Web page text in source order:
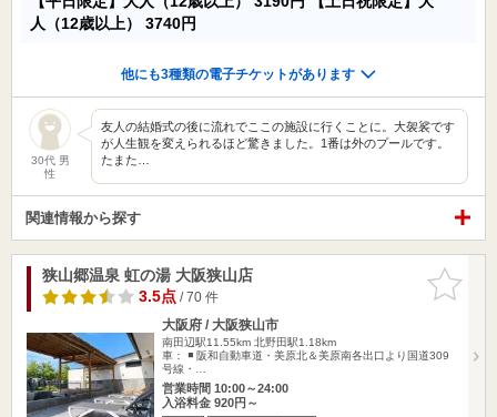
人（12歳以上） 3740円
他にも3種類の電子チケットがあります
30代 男
性
友人の結婚式の後に流れでここの施設に行くことに。大袈裟です
が人生観を変えられるほど驚きました。1番は外のプールです。
たまた…
関連情報から探す
お気に入
りに追加
狭山郷温泉 虹の湯 大阪狭山店
3.5点/ 70 件
大阪府 / 大阪狭山市
南田辺駅11.55km 北野田駅1.18km
車： ◾️ 阪和自動車道・美原北＆美原南各出口より国道309
号線・…
営業時間 10:00～24:00
入浴料金 920円～